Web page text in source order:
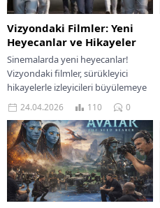
Vizyondaki Filmler: Yeni
Heyecanlar ve Hikayeler
Sinemalarda yeni heyecanlar!
Vizyondaki filmler, sürükleyici
hikayelerle izleyicileri büyülemeye
hazır. Yeni yapımları kaçırmayın!
24.04.2026 110 0